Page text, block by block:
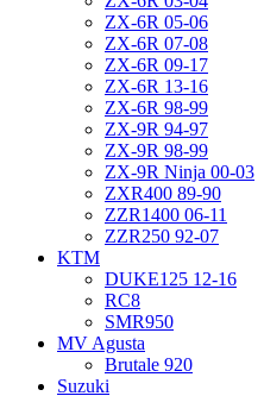
ZX-6R 05-06
ZX-6R 07-08
ZX-6R 09-17
ZX-6R 13-16
ZX-6R 98-99
ZX-9R 94-97
ZX-9R 98-99
ZX-9R Ninja 00-03
ZXR400 89-90
ZZR1400 06-11
ZZR250 92-07
KTM
DUKE125 12-16
RC8
SMR950
MV Agusta
Brutale 920
Suzuki